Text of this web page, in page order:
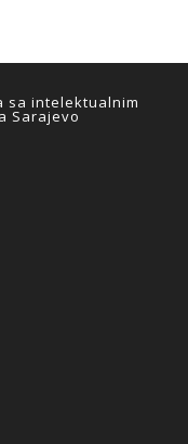
sa intelektualnim
Sarajevo